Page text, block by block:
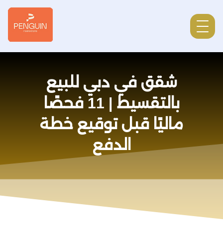
شقق في دبي للبيع
بالتقسيط | 11 فحصًا
ماليًا قبل توقيع خطة
الدفع